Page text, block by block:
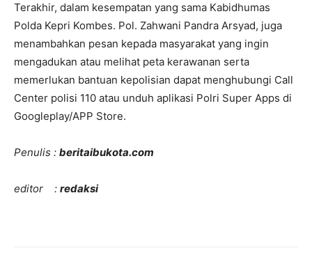
Terakhir, dalam kesempatan yang sama Kabidhumas
Polda Kepri Kombes. Pol. Zahwani Pandra Arsyad, juga
menambahkan pesan kepada masyarakat yang ingin
mengadukan atau melihat peta kerawanan serta
memerlukan bantuan kepolisian dapat menghubungi Call
Center polisi 110 atau unduh aplikasi Polri Super Apps di
Googleplay/APP Store.
Penulis : beritaibukota.com
editor : redaksi